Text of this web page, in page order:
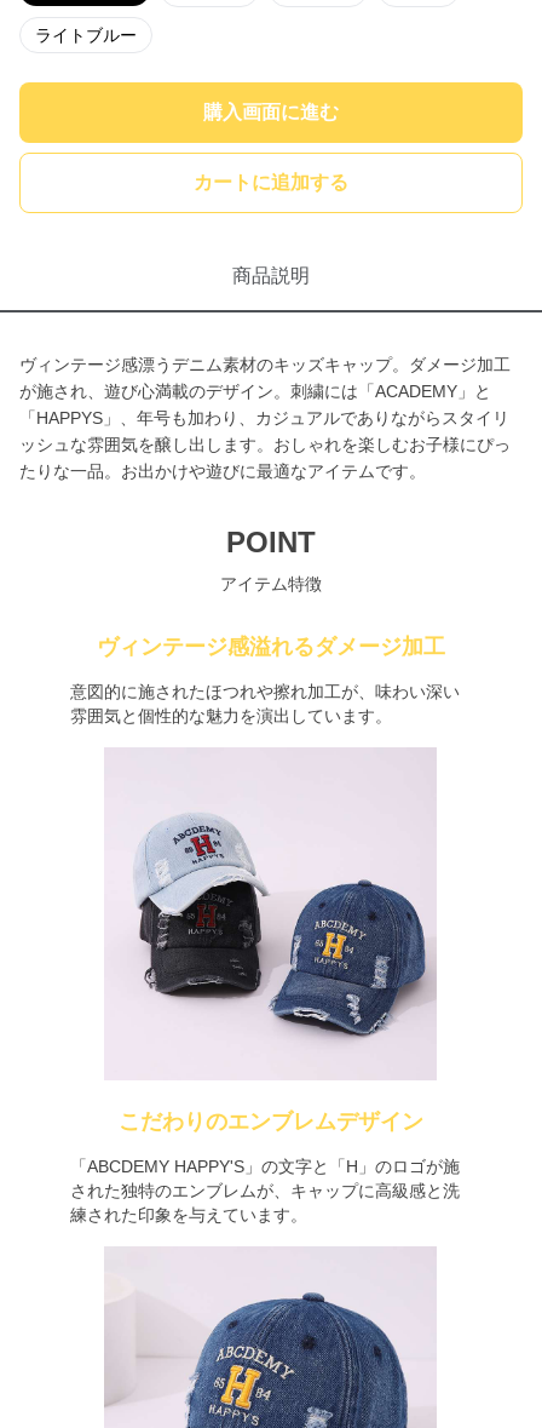
ライトブルー
購入画面に進む
カートに追加する
商品説明
ヴィンテージ感漂うデニム素材のキッズキャップ。ダメージ加工
が施され、遊び心満載のデザイン。刺繍には「ACADEMY」と
「HAPPYS」、年号も加わり、カジュアルでありながらスタイリ
ッシュな雰囲気を醸し出します。おしゃれを楽しむお子様にぴっ
たりな一品。お出かけや遊びに最適なアイテムです。
POINT
アイテム特徴
ヴィンテージ感溢れるダメージ加工
意図的に施されたほつれや擦れ加工が、味わい深い
雰囲気と個性的な魅力を演出しています。
こだわりのエンブレムデザイン
「ABCDEMY HAPPY'S」の文字と「H」のロゴが施
された独特のエンブレムが、キャップに高級感と洗
練された印象を与えています。